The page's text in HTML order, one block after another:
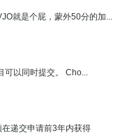
就是个屁，蒙外50分的加...
以同时提交。 Cho...
递交申请前3年内获得